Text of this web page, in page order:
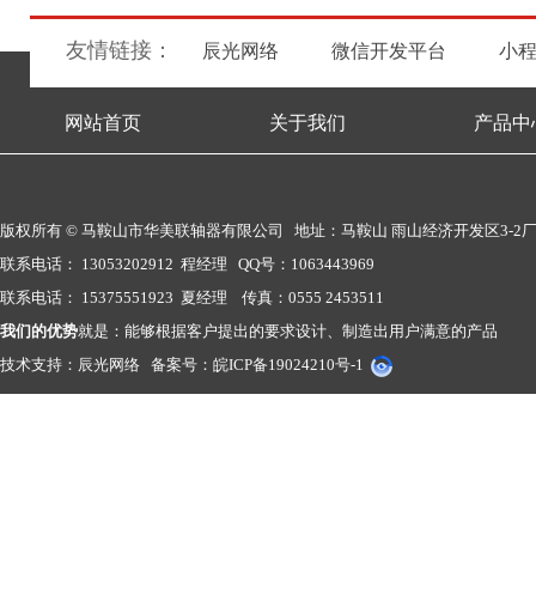
友情链接： 辰光网络 微信开发平台 小
网站首页 关于我们 产品中
版权所有 © 马鞍山市华美联轴器有限公司 地址：马鞍山 雨山经济开发区3-2
联系电话： 13053202912 程经理 QQ号：1063443969
联系电话： 15375551923 夏经理 传真：0555 2453511
我们的优势就是：能够根据客户提出的要求设计、制造出用户满意的产品
技术支持： 辰光网络 备案号： 皖ICP备19024210号-1